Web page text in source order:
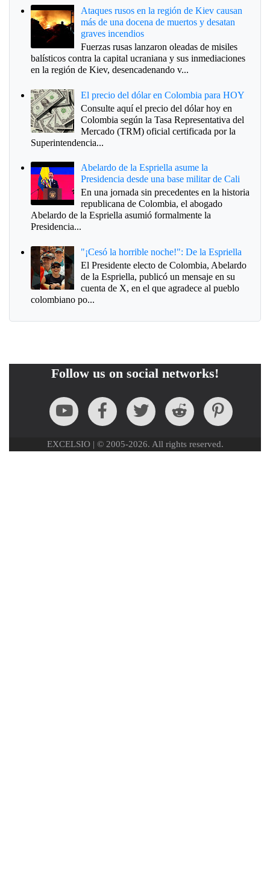
Ataques rusos en la región de Kiev causan
más de una docena de muertos y desatan
graves incendios
Fuerzas rusas lanzaron oleadas de misiles
balísticos contra la capital ucraniana y sus inmediaciones
en la región de Kiev, desencadenando v...
El precio del dólar en Colombia para HOY
Consulte aquí el precio del dólar hoy en
Colombia según la Tasa Representativa del
Mercado (TRM) oficial certificada por la
Superintendencia...
Abelardo de la Espriella asume la
Presidencia desde una base militar de Cali
En una jornada sin precedentes en la historia
republicana de Colombia, el abogado
Abelardo de la Espriella asumió formalmente la
Presidencia...
"¡Cesó la horrible noche!": De la Espriella
El Presidente electo de Colombia, Abelardo
de la Espriella, publicó un mensaje en su
cuenta de X, en el que agradece al pueblo
colombiano po...
Follow us on social networks!
EXCELSIO | © 2005-2026. All rights reserved.